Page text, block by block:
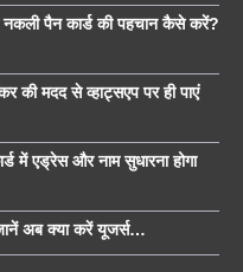
पैन कार्ड की पहचान कैसे करें?
मदद से व्हाट्सएप पर ही पाएं
एड्रेस और नाम सुधारना होगा
अब क्या करें यूजर्स…